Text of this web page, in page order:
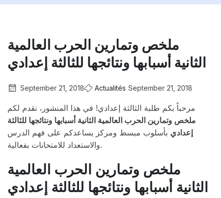
ملخص وتمارين الحرب العالمية
الثانية أسبابها ونتائجها للثالثة إعدادي
September 21, 2018 Actualités September 21, 2018
مرحباً بكم طلبة الثالثة إعدادي! في هذا المنشور، نقدم لكم
ملخص وتمارين الحرب العالمية الثانية أسبابها ونتائجها للثالثة
إعدادي بأسلوب مبسط ومركز يساعدكم على فهم الدرس
والاستعداد للامتحانات بفعالية.
ملخص وتمارين الحرب العالمية
الثانية أسبابها ونتائجها للثالثة إعدادي